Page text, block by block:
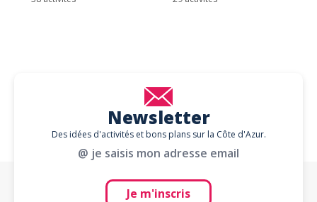
Newsletter
Des idées d'activités et bons plans sur la Côte d'Azur.
@ je saisis mon adresse email
Je m'inscris